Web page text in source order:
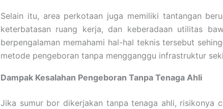
Selain itu, area perkotaan juga memiliki tantangan
keterbatasan ruang kerja, dan keberadaan utilitas
berpengalaman memahami hal-hal teknis tersebut
metode pengeboran tanpa mengganggu infrastruktur
Dampak Kesalahan Pengeboran Tanpa Tenaga Ahli
Jika sumur bor dikerjakan tanpa tenaga ahli, risikonya